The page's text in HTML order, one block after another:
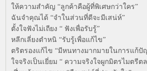
ให้ความสำคัญ “ลูกค้าคือผู้ที่พิเศษกว่าใคร”
ฉันจำคุณได้ “จำในส่วนที่ดีจะมีเสน่ห์”
ตั้งใจฟังไม่เถียง “ ฟังเพื่อรับรู้”
หลีกเลี่ยงตำหนิ “รับรู้เพื่อแก้ไข”
ตริตรองแก้ไข “มีหนทางมากมายในการแก้ปั
ใจจริงเป็นเยี่ยม “ ความจริงใจผูกมิตรไมตรีต